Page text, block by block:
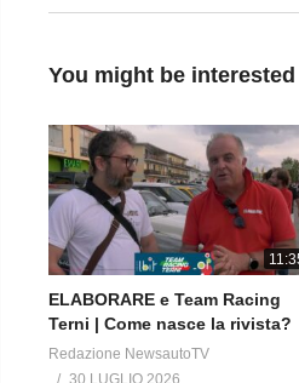
“ELABORARE TUNING”
“ELABORARE 4×4” https://
WEB
You might be
ELABORARE e Team Racing
Terni | Come nasce la rivista?
Redazione NewsautoTV